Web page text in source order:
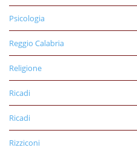
Psicologia
Reggio Calabria
Religione
Ricadi
Ricadi
Rizziconi